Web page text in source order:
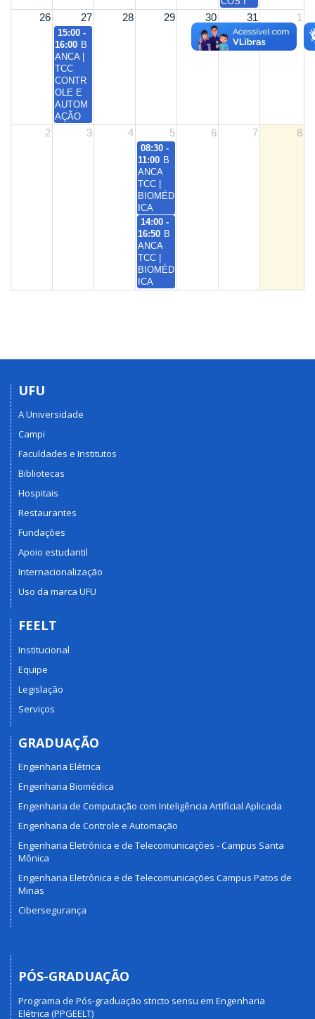
15:00 -
16:00 B
ANCA |
TCC
CONTR
OLE E
AUTOM
AÇÃO
08:30 -
11:00 B
ANCA
TCC |
BIOMÉD
ICA
14:00 -
16:50 B
ANCA
TCC |
BIOMÉD
ICA
26 27 28 29 30 31 1
2 3 4 5 6 7 8
UFU
A Universidade
Campi
Faculdades e Institutos
Bibliotecas
Hospitais
Restaurantes
Fundações
Apoio estudantil
Internacionalização
Uso da marca UFU
FEELT
Institucional
Equipe
Legislação
Serviços
GRADUAÇÃO
Engenharia Elétrica
Engenharia Biomédica
Engenharia de Computação com Inteligência Artificial Aplicada
Engenharia de Controle e Automação
Engenharia Eletrônica e de Telecomunicações - Campus Santa
Mônica
Engenharia Eletrônica e de Telecomunicações Campus Patos de
Minas
Cibersegurança
PÓS-GRADUAÇÃO
Programa de Pós-graduação stricto sensu em Engenharia
Elétrica (PPGEELT)